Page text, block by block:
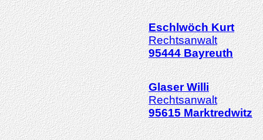
Eschlwöch Kurt
Rechtsanwalt
95444 Bayreuth
Glaser Willi
Rechtsanwalt
95615 Marktredwitz